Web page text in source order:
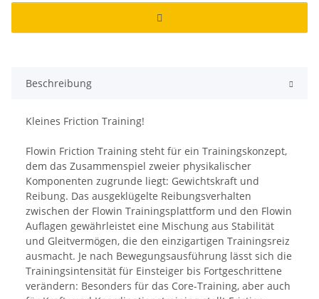
Beschreibung
Kleines Friction Training!
Flowin Friction Training steht für ein Trainingskonzept,
dem das Zusammenspiel zweier physikalischer
Komponenten zugrunde liegt: Gewichtskraft und
Reibung. Das ausgeklügelte Reibungsverhalten
zwischen der Flowin Trainingsplattform und den Flowin
Auflagen gewährleistet eine Mischung aus Stabilität
und Gleitvermögen, die den einzigartigen Trainingsreiz
ausmacht. Je nach Bewegungsausführung lässt sich die
Trainingsintensität für Einsteiger bis Fortgeschrittene
verändern: Besonders für das Core-Training, aber auch